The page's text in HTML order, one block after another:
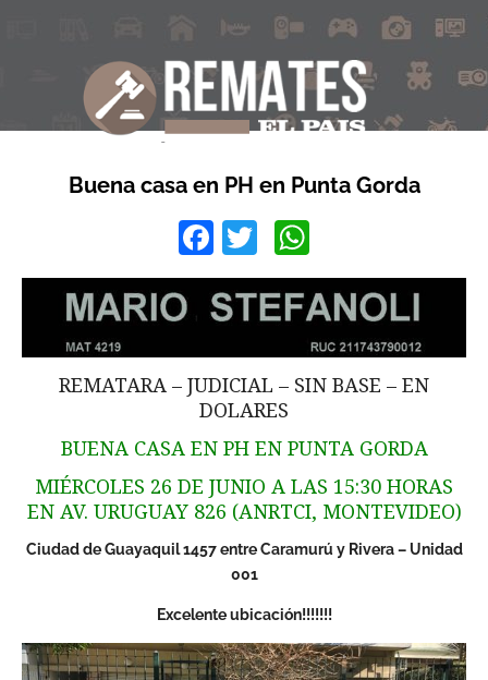
Buena casa en PH en Punta Gorda
Facebook
Twitter
REMATARA – JUDICIAL – SIN BASE – EN
DOLARES
BUENA CASA EN PH EN PUNTA GORDA
MIÉRCOLES 26 DE JUNIO A LAS 15:30 HORAS
EN AV. URUGUAY 826 (ANRTCI, MONTEVIDEO)
Ciudad de Guayaquil 1457 entre Caramurú y Rivera – Unidad
001
Excelente ubicación!!!!!!!